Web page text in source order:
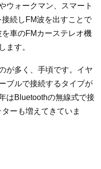
ウォークマン、スマート
続しFM波を出すことで
車のFMカーステレオ機
ます。
が多く、手頃です。イヤ
ブルで接続するタイプが
はBluetoothの無線式で接
ーも増えてきていま